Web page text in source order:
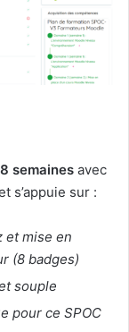
8 semaines avec
s’appuie sur :
et mise en
(8 badges)
souple
pour ce SPOC